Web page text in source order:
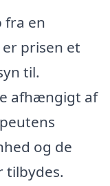
fra en
prisen et
til.
afhængigt af
og de
tilbydes.